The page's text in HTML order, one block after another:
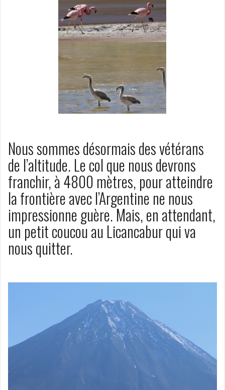
Nous sommes désormais des vétérans
de l’altitude. Le col que nous devrons
franchir, à 4800 mètres, pour atteindre
la frontière avec l’Argentine ne nous
impressionne guère. Mais, en attendant,
un petit coucou au Licancabur qui va
nous quitter.